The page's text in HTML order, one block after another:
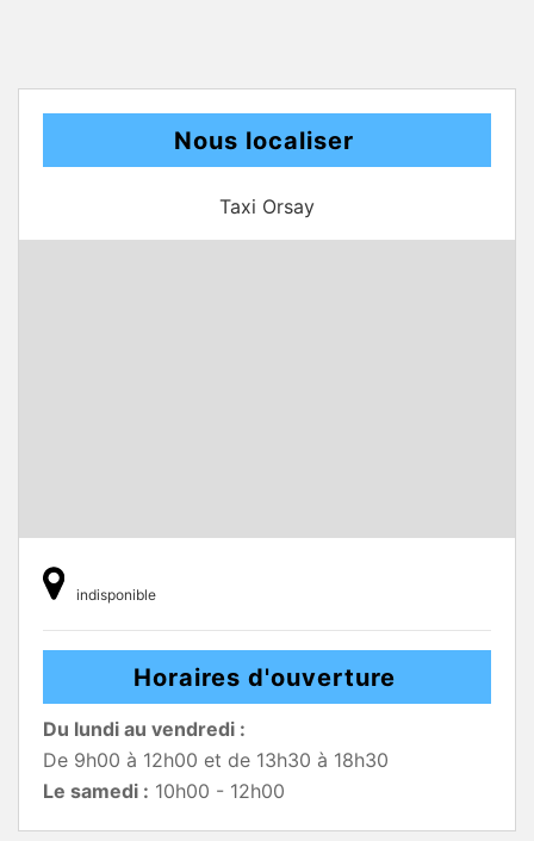
Nous localiser
Taxi Orsay
indisponible
Horaires d'ouverture
Du lundi au vendredi :
De 9h00 à 12h00 et de 13h30 à 18h30
Le samedi : 10h00 - 12h00